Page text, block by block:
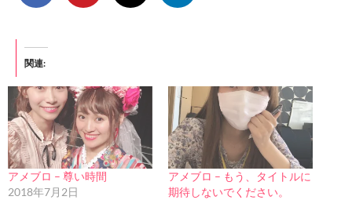
関連
アメブロ – 尊い時間
2018年7月2日
アメブロ – もう、タイトルに
期待しないでください。